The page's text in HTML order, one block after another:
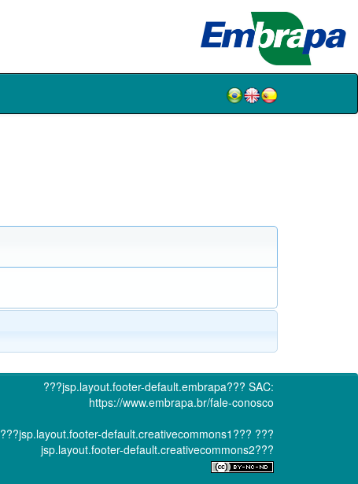
???jsp.layout.footer-default.embrapa??? SAC:
https://www.embrapa.br/fale-conosco
???jsp.layout.footer-default.creativecommons1??? ???
jsp.layout.footer-default.creativecommons2???